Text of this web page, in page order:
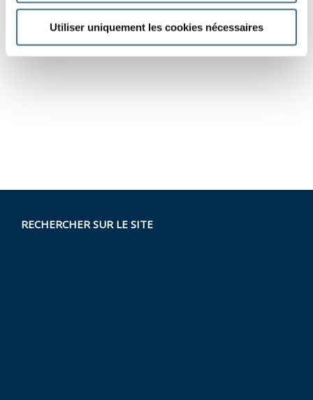
Utiliser uniquement les cookies nécessaires
RECHERCHER SUR LE SITE